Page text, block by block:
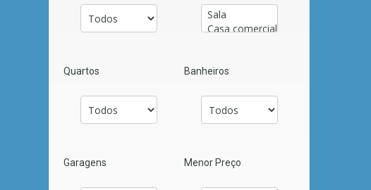
Quartos Banheiros
Garagens Menor Preço